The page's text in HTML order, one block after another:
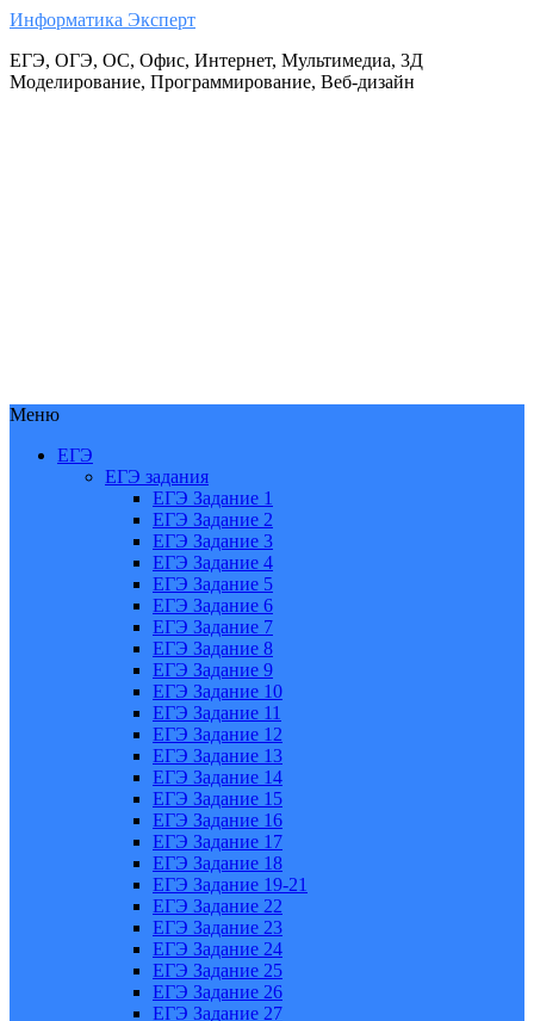
Информатика Эксперт
ЕГЭ, ОГЭ, ОС, Офис, Интернет, Мультимедиа, 3Д
Моделирование, Программирование, Веб-дизайн
Меню
ЕГЭ
ЕГЭ задания
ЕГЭ Задание 1
ЕГЭ Задание 2
ЕГЭ Задание 3
ЕГЭ Задание 4
ЕГЭ Задание 5
ЕГЭ Задание 6
ЕГЭ Задание 7
ЕГЭ Задание 8
ЕГЭ Задание 9
ЕГЭ Задание 10
ЕГЭ Задание 11
ЕГЭ Задание 12
ЕГЭ Задание 13
ЕГЭ Задание 14
ЕГЭ Задание 15
ЕГЭ Задание 16
ЕГЭ Задание 17
ЕГЭ Задание 18
ЕГЭ Задание 19-21
ЕГЭ Задание 22
ЕГЭ Задание 23
ЕГЭ Задание 24
ЕГЭ Задание 25
ЕГЭ Задание 26
ЕГЭ Задание 27